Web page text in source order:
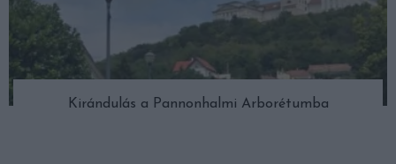
Kirándulás a Pannonhalmi Arborétumba